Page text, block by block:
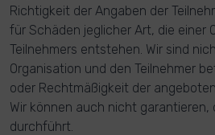
Richtigkeit der Angaben der
für Schäden jeglicher Art, die einer
Teilnehmers entstehen. Wir sind
Organisation und den Teilnehmer
oder Rechtmäßigkeit der
Wir können auch nicht
durchführt.